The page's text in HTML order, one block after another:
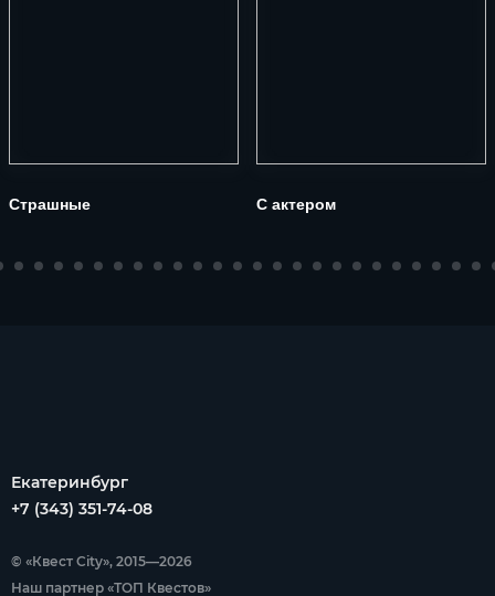
Страшные С актером
Екатеринбург
+7 (343) 351-74-08
© «Квест City», 2015—2026
Наш партнер «ТОП Квестов»